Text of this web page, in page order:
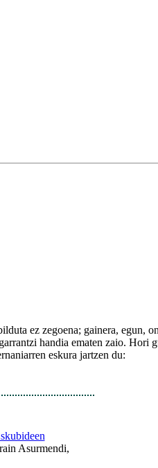
ez zegoena; gainera, egun,
handia ematen zaio. Hori
eskura jartzen du:
Asurmendi,